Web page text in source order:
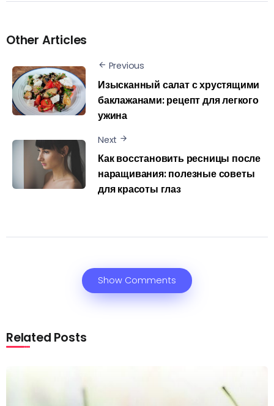
Other Articles
Previous
Изысканный салат с хрустящими
баклажанами: рецепт для легкого
ужина
Next
Как восстановить ресницы после
наращивания: полезные советы
для красоты глаз
Show Comments
Related Posts